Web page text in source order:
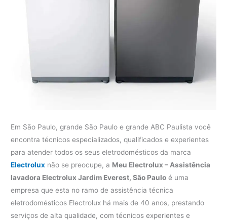
Em São Paulo, grande São Paulo e grande ABC Paulista você
encontra técnicos especializados, qualificados e experientes
para atender todos os seus eletrodomésticos da marca
Electrolux não se preocupe, a Meu Electrolux – Assistência
lavadora Electrolux Jardim Everest, São Paulo é uma
empresa que esta no ramo de assistência técnica
eletrodomésticos Electrolux há mais de 40 anos, prestando
serviços de alta qualidade, com técnicos experientes e